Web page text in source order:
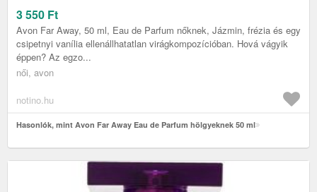
3 550 Ft
Avon Far Away, 50 ml, Eau de Parfum nőknek, Jázmin, frézia és egy
csipetnyi vanília ellenállhatatlan virágkompozícióban. Hová vágyik
éppen? Az egzo...
női, avon
notino.hu
Hasonlók, mint Avon Far Away Eau de Parfum hölgyeknek 50 ml